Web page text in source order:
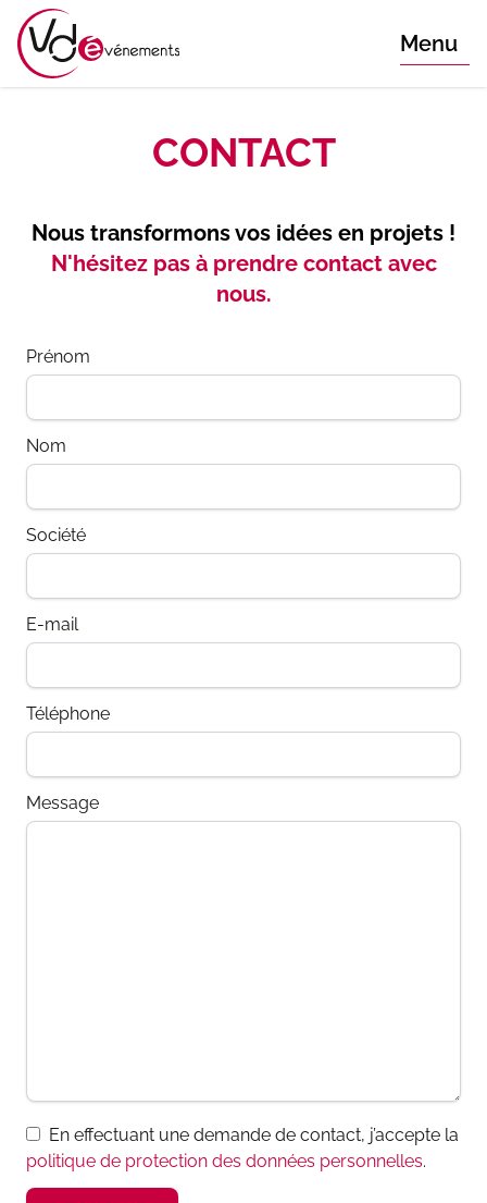
Menu
CONTACT
Nous transformons vos idées en projets !
N'hésitez pas à prendre contact avec
nous.
Prénom
Nom
Société
E-mail
Téléphone
Message
En effectuant une demande de contact, j’accepte la
politique de protection des données personnelles.